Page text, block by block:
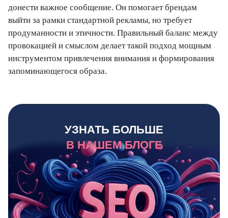
донести важное сообщение. Он помогает брендам
выйти за рамки стандартной рекламы, но требует
продуманности и этичности. Правильный баланс между
провокацией и смыслом делает такой подход мощным
инструментом привлечения внимания и формирования
запоминающегося образа.
УЗНАТЬ БОЛЬШЕ
В НАШЕМ БЛОГЕ